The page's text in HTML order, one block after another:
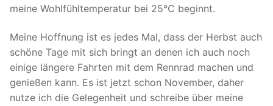
Etwas Radhistorie
Etwas Laufhistorie
Strava Statistiken
Räder & Zubehör
meine Wohlfühltemperatur bei 25°C beginnt.
Meine Hoffnung ist es jedes Mal, dass der Herbst auch
schöne Tage mit sich bringt an denen ich auch noch
einige längere Fahrten mit dem Rennrad machen und
genießen kann. Es ist jetzt schon November, daher
nutze ich die Gelegenheit und schreibe über meine